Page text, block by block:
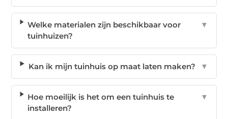
Welke materialen zijn beschikbaar voor
tuinhuizen?
▼
Kan ik mijn tuinhuis op maat laten maken? ▼
Hoe moeilijk is het om een tuinhuis te
installeren?
▼